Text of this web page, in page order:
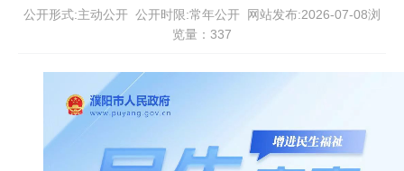
公开形式:主动公开 公开时限:常年公开
网站发布:2026-07-08浏
览量： 337